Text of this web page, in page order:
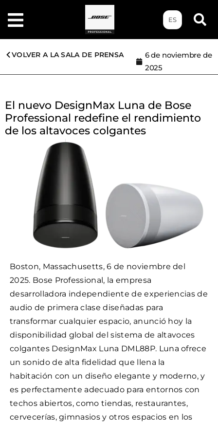
ES
VOLVER A LA SALA DE PRENSA
6 de noviembre de
2025
El nuevo DesignMax Luna de Bose
Professional redefine el rendimiento
de los altavoces colgantes
Boston, Massachusetts, 6 de noviembre del
2025. Bose Professional, la empresa
desarrolladora independiente de experiencias de
audio de primera clase diseñadas para
transformar cualquier espacio, anunció hoy la
disponibilidad global del sistema de altavoces
colgantes DesignMax Luna DML88P. Luna ofrece
un sonido de alta fidelidad que llena la
habitación con un diseño elegante y moderno, y
es perfectamente adecuado para entornos con
techos abiertos, como tiendas, restaurantes,
cervecerías, gimnasios y otros espacios en los